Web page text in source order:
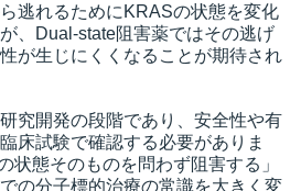
逃れるためにKRASの状態を変化
、Dual-state阻害薬ではその逃げ
が生じにくくなることが期待され
究開発の段階であり、安全性や有
床試験で確認する必要がありま
状態そのものを問わず阻害する」
の分子標的治療の常識を大きく変